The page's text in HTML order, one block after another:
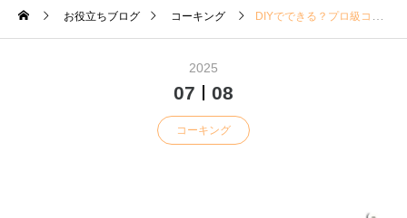
お役立ちブログ コーキング DIYでできる？プロ級コーキング工事の効果と限界
2025
07 08
コーキング